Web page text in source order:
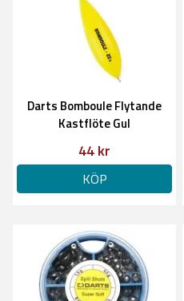
Darts Bomboule Flytande
Kastflöte Gul
44 kr
KÖP